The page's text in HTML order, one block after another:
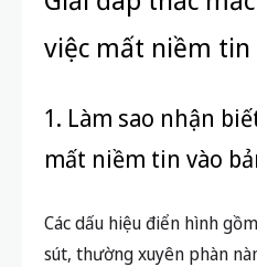
việc mất niềm tin
1. Làm sao nhận
mất niềm tin vào
Các dấu hiệu điển hình
sút, thường xuyên phàn